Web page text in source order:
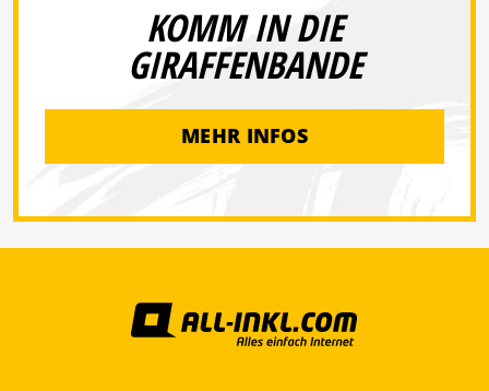
KOMM IN DIE
GIRAFFENBANDE
MEHR INFOS